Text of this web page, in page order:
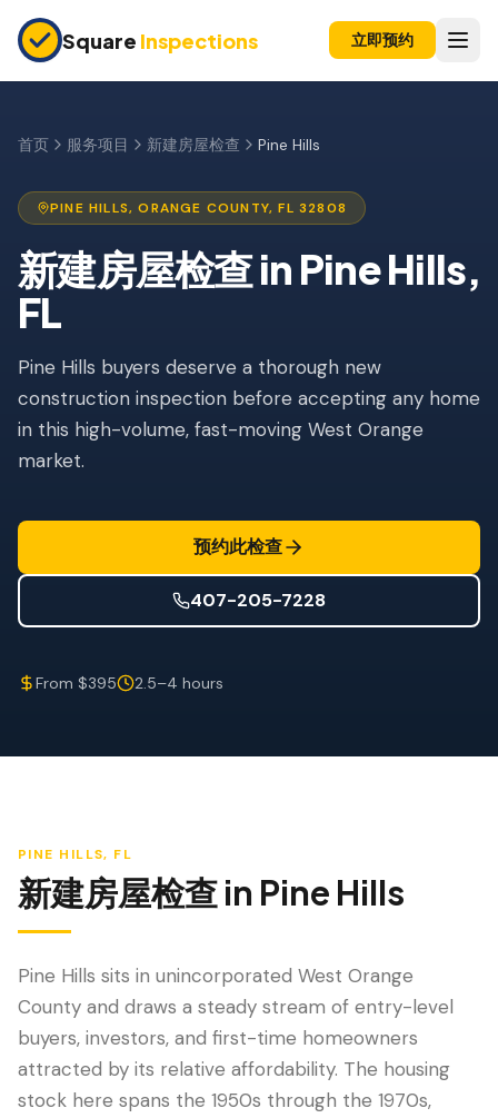
Square Inspections 立即预约
购房前检查
11个月保修检查
公寓检查
上市前检查
投资房产
保险检查
四点检查
飓风后安全检查
首页 服务项目 新建房屋检查 Pine Hills
PINE HILLS,ORANGE COUNTY, FL 32808
新建房屋检查in Pine Hills,
FL
Pine Hills buyers deserve a thorough new
construction inspection before accepting any home
in this high-volume, fast-moving West Orange
market.
预约此检查
407-205-7228
From $395 2.5–4 hours
PINE HILLS, FL
新建房屋检查in Pine Hills
Pine Hills sits in unincorporated West Orange
County and draws a steady stream of entry-level
buyers, investors, and first-time homeowners
attracted by its relative affordability. The housing
stock here spans the 1950s through the 1970s,